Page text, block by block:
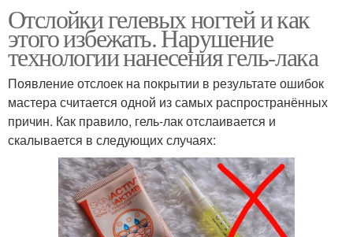
Отслойки гелевых ногтей и как
этого избежать. Нарушение
технологии нанесения гель-лака
Появление отслоек на покрытии в результате ошибок
мастера считается одной из самых распространённых
причин. Как правило, гель-лак отслаивается и
скалывается в следующих случаях: